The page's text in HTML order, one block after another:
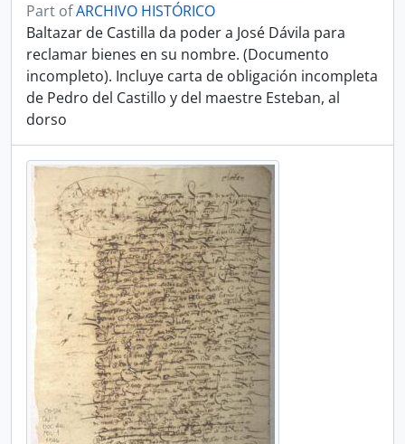
Part ofARCHIVO HISTÓRICO
Baltazar de Castilla da poder a José Dávila para
reclamar bienes en su nombre. (Documento
incompleto). Incluye carta de obligación incompleta
de Pedro del Castillo y del maestre Esteban, al
dorso